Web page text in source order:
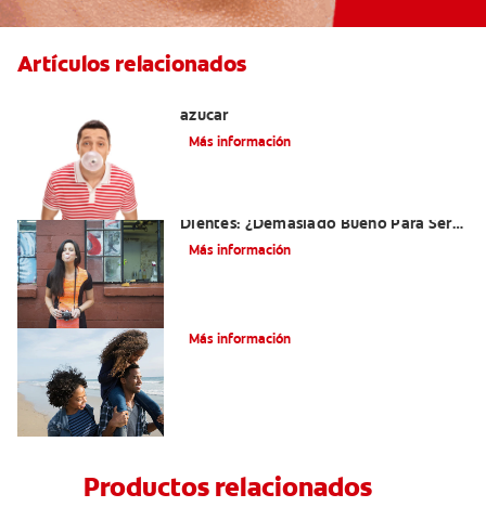
Artículos relacionados
azúcar
Más información
Dientes: ¿Demasiado Bueno Para Ser
Verdad?
Más información
Más información
Productos relacionados